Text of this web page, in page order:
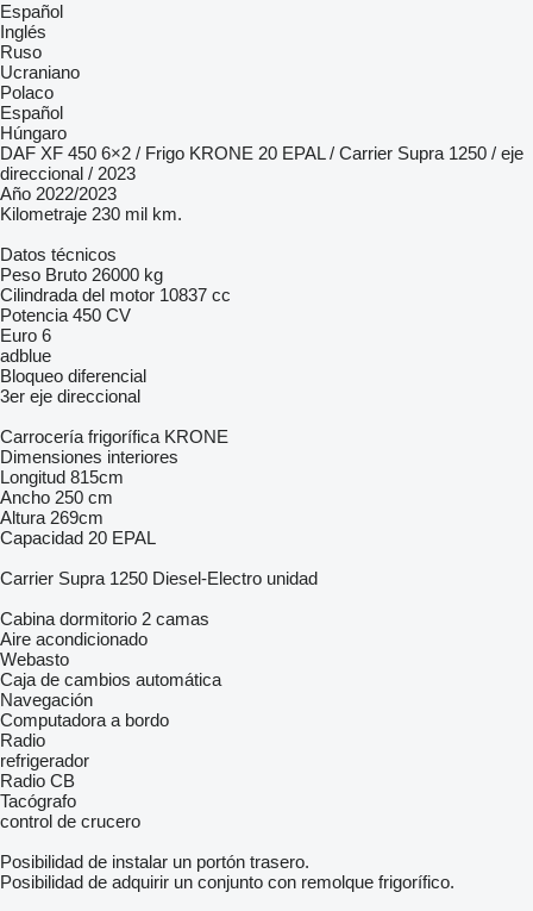
Español
Inglés
Ruso
Ucraniano
Polaco
Español
Húngaro
DAF XF 450 6×2 / Frigo KRONE 20 EPAL / Carrier Supra 1250 / eje
direccional / 2023
Año 2022/2023
Kilometraje 230 mil km.
Datos técnicos
Peso Bruto 26000 kg
Cilindrada del motor 10837 cc
Potencia 450 CV
Euro 6
adblue
Bloqueo diferencial
3er eje direccional
Carrocería frigorífica KRONE
Dimensiones interiores
Longitud 815cm
Ancho 250 cm
Altura 269cm
Capacidad 20 EPAL
Carrier Supra 1250 Diesel-Electro unidad
Cabina dormitorio 2 camas
Aire acondicionado
Webasto
Caja de cambios automática
Navegación
Computadora a bordo
Radio
refrigerador
Radio CB
Tacógrafo
control de crucero
Posibilidad de instalar un portón trasero.
Posibilidad de adquirir un conjunto con remolque frigorífico.